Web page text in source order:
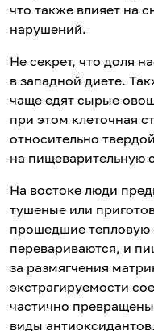
что также влияет на
нарушений.
Не секрет, что доля
в западной диете.
чаще едят сырые
при этом клеточная
относительно
на пищеварительную
На востоке люди
тушеные или
прошедшие тепловую
перевариваются, и
за размягчения
экстрагируемости
частично
виды антиоксидантов.